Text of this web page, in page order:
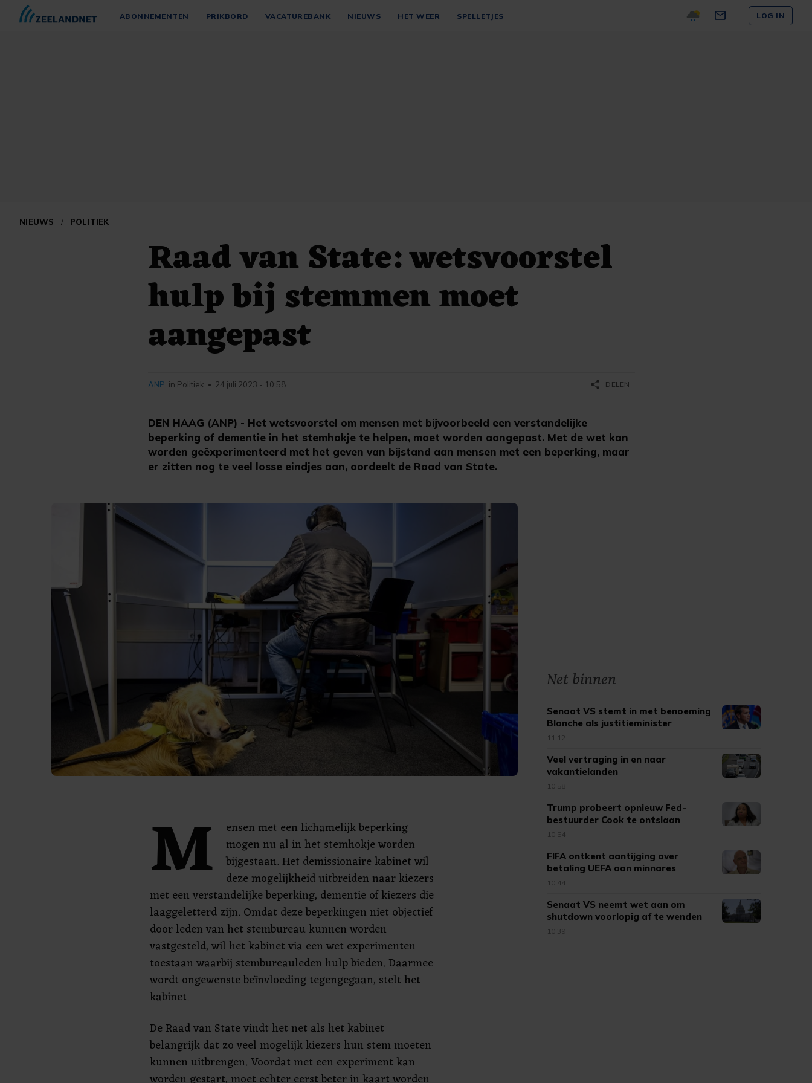
ABONNEMENTEN PRIKBORD VACATUREBANK NIEUWS HET WEER SPELLETJES LOG IN
NIEUWS / POLITIEK
Raad van State: wetsvoorstel
hulp bij stemmen moet
aangepast
DEN HAAG (ANP) - Het wetsvoorstel om mensen met bijvoorbeeld een verstandelijke
beperking of dementie in het stemhokje te helpen, moet worden aangepast. Met de wet kan
worden geëxperimenteerd met het geven van bijstand aan mensen met een beperking, maar
er zitten nog te veel losse eindjes aan, oordeelt de Raad van State.
ANP in Politiek • 24 juli 2023 - 10:58 share DELEN
M
ensen met een lichamelijk beperking
mogen nu al in het stemhokje worden
bijgestaan. Het demissionaire kabinet wil
deze mogelijkheid uitbreiden naar kiezers
met een verstandelijke beperking, dementie of kiezers die
laaggeletterd zijn. Omdat deze beperkingen niet objectief
door leden van het stembureau kunnen worden
vastgesteld, wil het kabinet via een wet experimenten
toestaan waarbij stembureauleden hulp bieden. Daarmee
wordt ongewenste beïnvloeding tegengegaan, stelt het
kabinet.
De Raad van State vindt het net als het kabinet
belangrijk dat zo veel mogelijk kiezers hun stem moeten
kunnen uitbrengen. Voordat met een experiment kan
Net binnen
Senaat VS stemt in met benoeming
Blanche als justitieminister
11:12
Veel vertraging in en naar
vakantielanden
10:58
Trump probeert opnieuw Fed-
bestuurder Cook te ontslaan
10:54
FIFA ontkent aantijging over
betaling UEFA aan minnares
Infantino
10:44
Senaat VS neemt wet aan om
shutdown voorlopig af te wenden
10:39